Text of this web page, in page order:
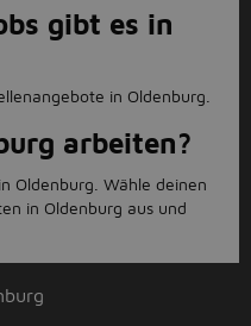
gibt es in
in Oldenburg.
arbeiten?
Oldenburg. Wähle deinen
in Oldenburg aus und